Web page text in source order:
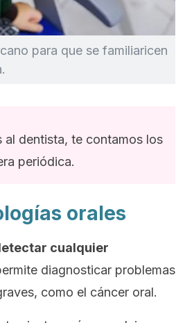
para que se familiaricen
al dentista, te contamos los
periódica.
orales
cualquier
diagnosticar problemas
como el cáncer oral.